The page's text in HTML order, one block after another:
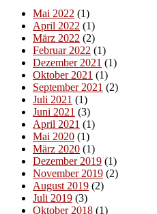
Mai 2022 (1)
April 2022 (1)
März 2022 (2)
Februar 2022 (1)
Dezember 2021 (1)
Oktober 2021 (1)
September 2021 (2)
Juli 2021 (1)
Juni 2021 (3)
April 2021 (1)
Mai 2020 (1)
März 2020 (1)
Dezember 2019 (1)
November 2019 (2)
August 2019 (2)
Juli 2019 (3)
Oktober 2018 (1)